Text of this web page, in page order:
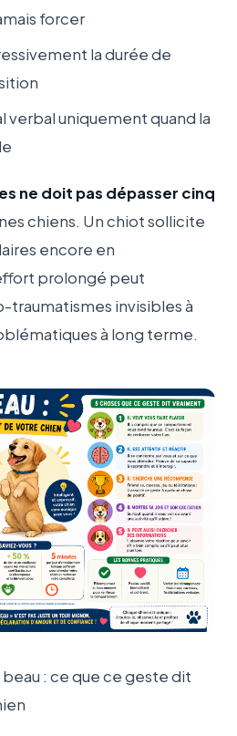
forcer
la durée de
verbal uniquement quand la
ne doit pas dépasser cinq
chiens. Un chiot sollicite
encore en
prolongé peut
traumatismes invisibles à
à long terme.
: ce que ce geste dit